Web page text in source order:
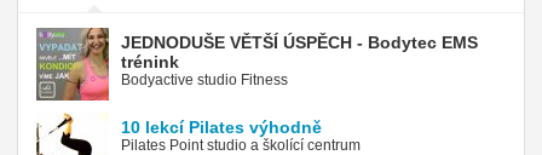
JEDNODUŠE VĚTŠÍ ÚSPĚCH - Bodytec EMS
trénink
Bodyactive studio Fitness
10 lekcí Pilates výhodně
Pilates Point studio a školící centrum